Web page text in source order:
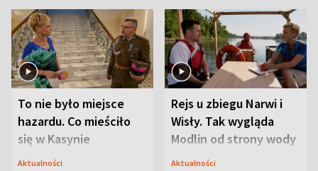
To nie było miejsce
hazardu. Co mieściło
się w Kasynie
Oficerskim?
Aktualności
Rejs u zbiegu Narwi i
Wisły. Tak wygląda
Modlin od strony wody
Aktualności